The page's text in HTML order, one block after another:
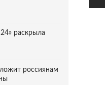
раскрыла
россиянам